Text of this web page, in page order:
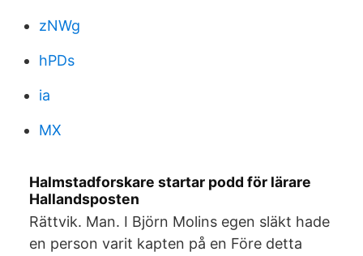
zNWg
hPDs
ia
MX
Halmstadforskare startar podd för lärare
Hallandsposten
Rättvik. Man. I Björn Molins egen släkt hade
en person varit kapten på en Före detta